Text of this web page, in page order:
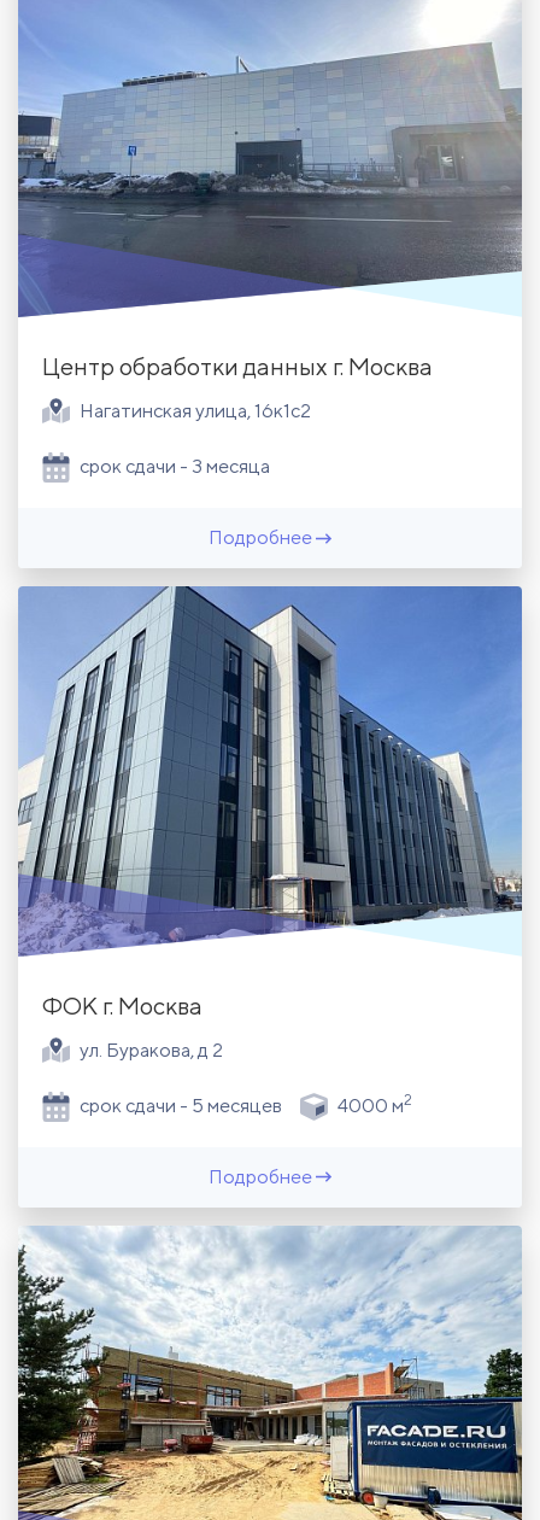
Центр обработки данных г. Москва
Нагатинская улица, 16к1с2
срок сдачи - 3 месяца
Подробнее
ФОК г. Москва
ул. Буракова, д 2
срок сдачи - 5 месяцев 4000 м2
Подробнее